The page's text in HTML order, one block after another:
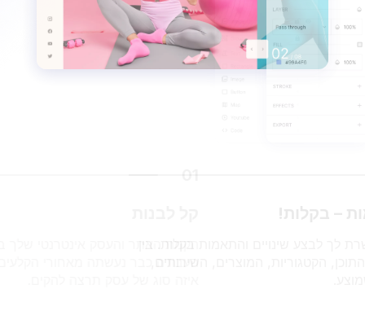
הקמת האתר והעסק אינטרנטי שלך בכמה קליקים פשוטים .כל
העבודה כבר נעשתה מאחורי הקלעים, כל שנותר לך זה לבחור